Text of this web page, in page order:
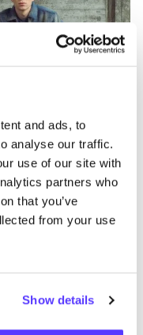
and ads, to
analyse our traffic.
use of our site with
partners who
that you’ve
from your use
Show details